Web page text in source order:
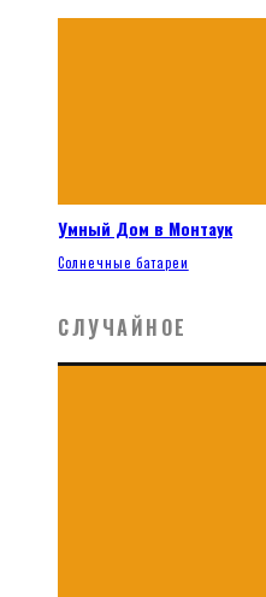
Умный Дом в Монтаук
Солнечные батареи
СЛУЧАЙНОЕ